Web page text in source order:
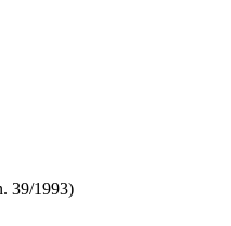
1993)